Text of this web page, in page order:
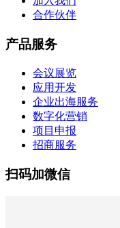
合作伙伴
产品服务
会议展览
应用开发
企业出海服务
数字化营销
项目申报
招商服务
扫码加微信